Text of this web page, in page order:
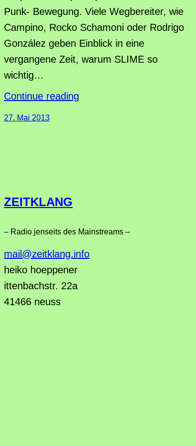
Punk- Bewegung. Viele Wegbereiter, wie
Campino, Rocko Schamoni oder Rodrigo
González geben Einblick in eine
vergangene Zeit, warum SLIME so
wichtig…
Continue reading
27. Mai 2013
ZEITKLANG
– Radio jenseits des Mainstreams –
mail@zeitklang.info
heiko hoeppener
ittenbachstr. 22a
41466 neuss